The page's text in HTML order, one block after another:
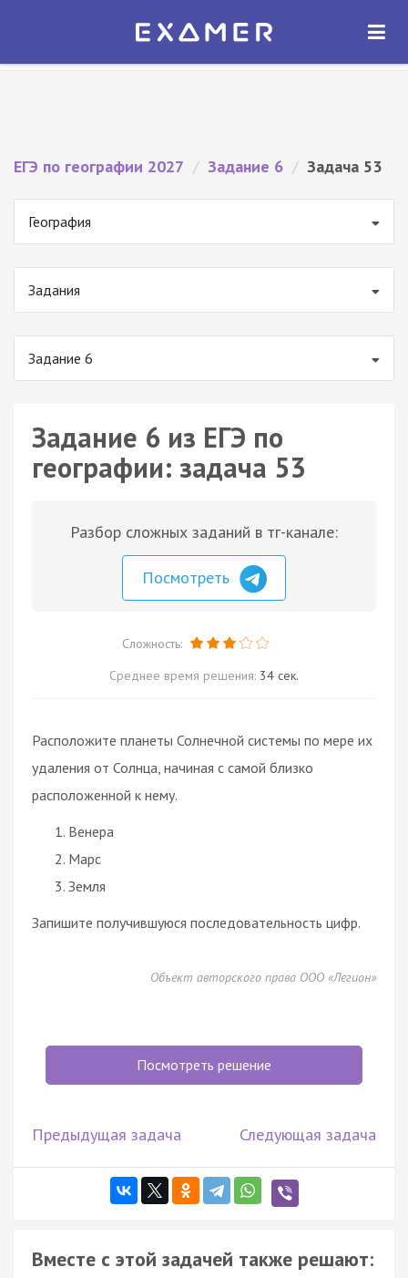
Экзамер — ЕГЭ 2027
ОТКРЫТЬ
ЕГЭ по географии 2027 / Задание 6 / Задача 53
География
Задания
Задание 6
Задание 6 из ЕГЭ по
географии: задача 53
Разбор сложных заданий в тг-канале:
Посмотреть
Сложность:
Среднее время решения: 34 сек.
Расположите планеты Солнечной системы по мере их
удаления от Солнца, начиная с самой близко
расположенной к нему.
Венера
Марс
Земля
Запишите получившуюся последовательность цифр.
Объект авторского права ООО «Легион»
Посмотреть решение
Предыдущая задача Следующая задача
Вместе с этой задачей также решают: